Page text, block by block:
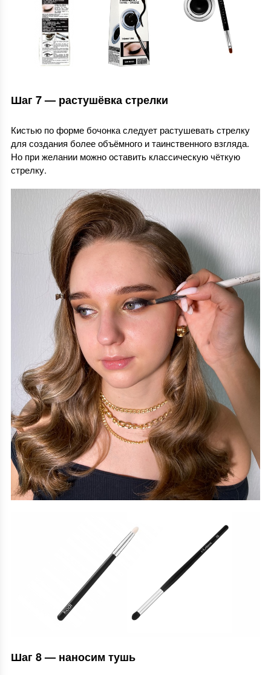
Шаг 7 — растушёвка стрелки
Кистью по форме бочонка следует растушевать стрелку
для создания более объёмного и таинственного взгляда.
Но при желании можно оставить классическую чёткую
стрелку.
Шаг 8 — наносим тушь